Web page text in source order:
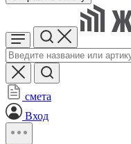
смета
Вход